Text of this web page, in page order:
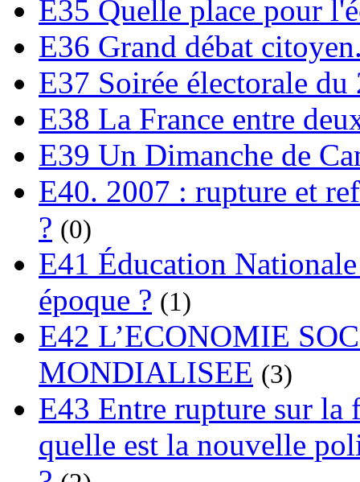
E35 Quelle place pour
E36 Grand débat
E37 Soirée électorale
E38 La France entre
E39 Un Dimanche de
E40. 2007 : rupture et
? (0)
E41 Éducation
époque ? (1)
E42 L’ECONOMIE
MONDIALISEE (3)
E43 Entre rupture sur
quelle est la nouvelle